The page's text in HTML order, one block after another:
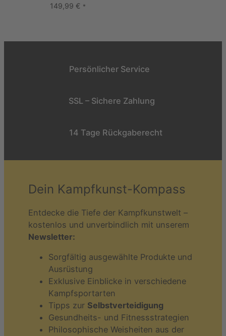
149,99 € *
Persönlicher Service
SSL – Sichere Zahlung
14 Tage Rückgaberecht
Dein Kampfkunst-Kompass
Entdecke die Tiefe der Kampfkunstwelt –
kostenlos und unverbindlich mit unserem
Newsletter:
Sorgfältig ausgewählte Produkte und
Ausrüstung
Exklusive Einblicke in verschiedene
Kampfsportarten
Tipps zur Selbstverteidigung
Gesundheits- und Fitnessstrategien
Philosophische Weisheiten aus der